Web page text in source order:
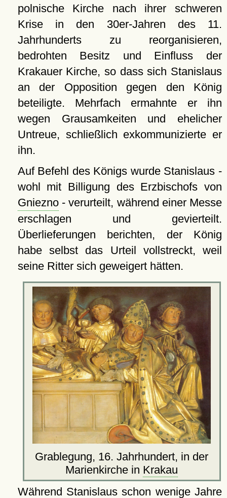
polnische Kirche nach ihrer schweren
Krise in den 30er-Jahren des 11.
Jahrhunderts zu reorganisieren,
bedrohten Besitz und Einfluss der
Krakauer Kirche, so dass sich Stanislaus
an der Opposition gegen den König
beteiligte. Mehrfach ermahnte er ihn
wegen Grausamkeiten und ehelicher
Untreue, schließlich exkommunizierte er
ihn.
Auf Befehl des Königs wurde Stanislaus -
wohl mit Billigung des Erzbischofs von
Gniezno- verurteilt, während einer Messe
erschlagen und gevierteilt.
Überlieferungen berichten, der König
habe selbst das Urteil vollstreckt, weil
seine Ritter sich geweigert hätten.
Grablegung, 16. Jahrhundert, in der
Marienkirche in Krakau
Während Stanislaus schon wenige Jahre